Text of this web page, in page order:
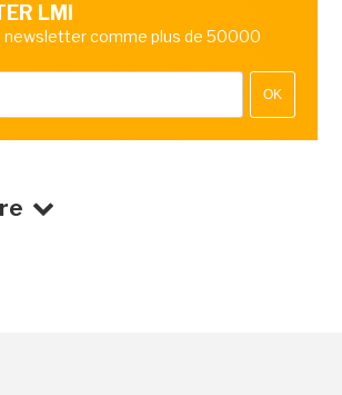
LMI
newsletter comme plus de 50000
OK